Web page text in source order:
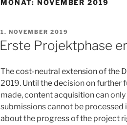
MONAT: NOVEMBER 2019
VERÖFFENTLICHT
AM
1. NOVEMBER 2019
Erste Projektphase
The cost-neutral extension of the
2019. Until the decision on further
made, content acquisition can
submissions cannot be
about the progress of the project